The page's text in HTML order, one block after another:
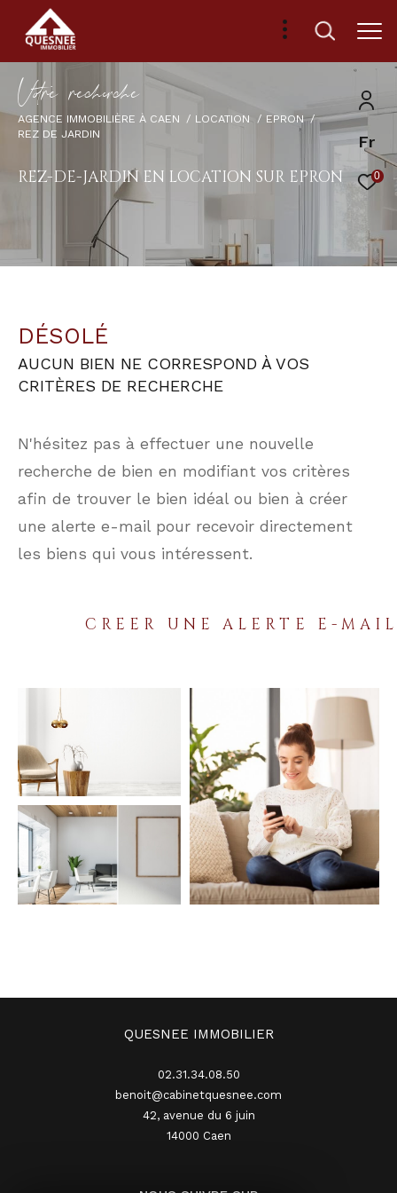
Fr
0
Vore recece
AGENCE IMMOBILIÈRE À CAEN LOCATION
EPRON
REZ DE JARDIN
REZ-DE-JARDIN EN LOCATION SUR EPRON
DÉSOLÉ
AUCUN BIEN NE CORRESPOND À VOS
CRITÈRES DE RECHERCHE
N'hésitez pas à effectuer une nouvelle
recherche de bien en modifiant vos critères
afin de trouver le bien idéal ou bien à créer
une alerte e-mail pour recevoir directement
les biens qui vous intéressent.
CREER UNE ALERTE E-
QUESNEE IMMOBILIER
02.31.34.08.50
benoit@cabinetquesnee.com
42, avenue du 6 juin
14000
caen